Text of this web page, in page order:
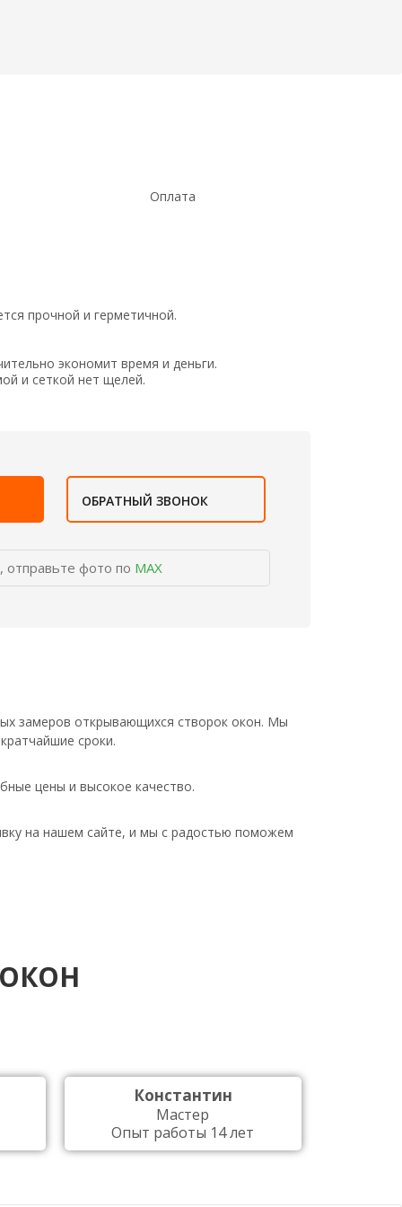
Оплата
прочной и герметичной.
экономит время и деньги.
и сеткой нет щелей.
ОБРАТНЫЙ ЗВОНОК
фото по MAX
замеров открывающихся створок окон. Мы
сроки.
цены и высокое качество.
на нашем сайте, и мы с радостью поможем
Константин
Мастер
Опыт работы 14 лет